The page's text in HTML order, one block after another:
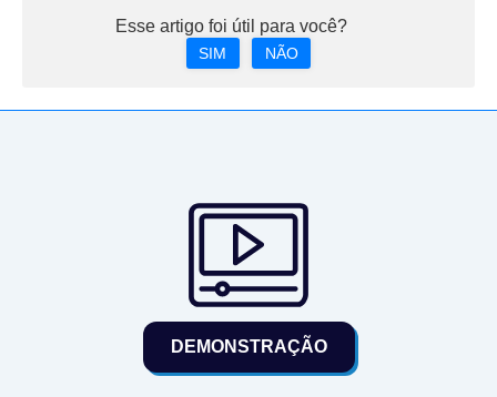
Esse artigo foi útil para você?
SIM NÃO
DEMONSTRAÇÃO